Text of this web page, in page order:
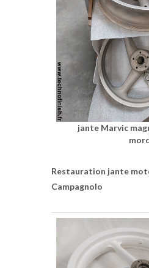
jante Marvic
Restauration jante
Campagnolo